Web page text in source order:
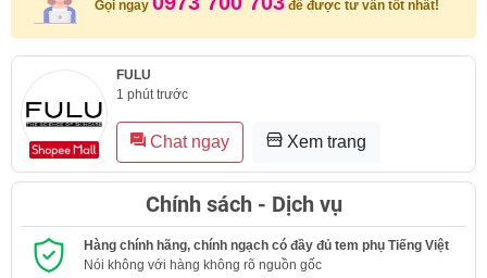
Gọi ngay để được tư vấn tốt nhất!
FULU
1 phút trước
Chat ngay Xem trang
Chính sách - Dịch vụ
Hàng chính hãng, chính ngạch có đầy đủ tem phụ Tiếng Việt
Nói không với hàng không rõ nguồn gốc